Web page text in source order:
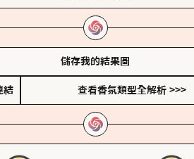
儲存我的結果圖
結 查看香氛類型全解析 >>>